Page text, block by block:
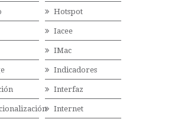
Hotspot
Iacee
IMac
Indicadores
Interfaz
Internet